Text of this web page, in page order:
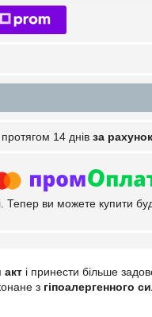
14 днів за
Тепер ви можете купити
акт і принести більше
з гіпоалергенного